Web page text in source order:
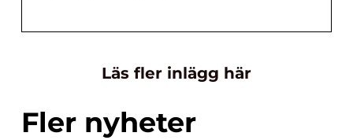
Läs fler inlägg här
Fler nyheter